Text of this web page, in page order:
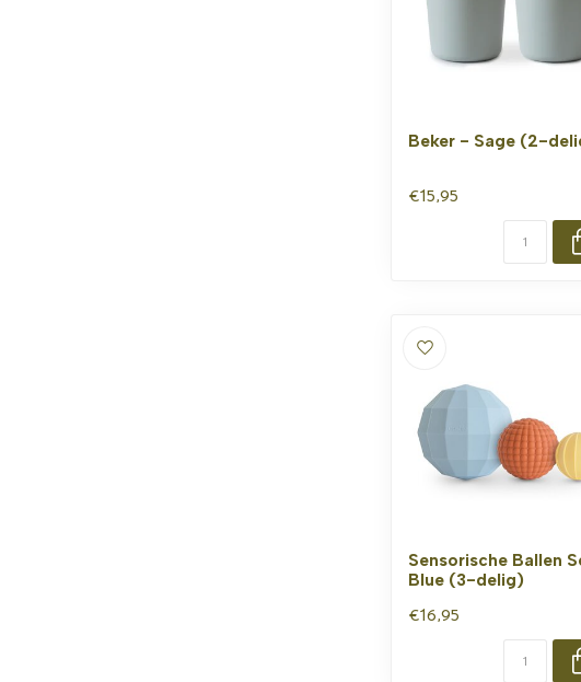
Beker - Sage (2-
€15,95
Sensorische Ballen
Blue (3-delig)
€16,95